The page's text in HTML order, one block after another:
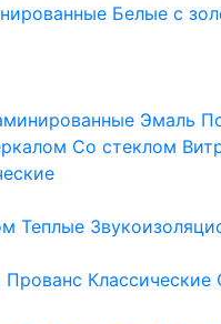
Белые с
Эмаль
Со стеклом
Теплые
Прованс Классические